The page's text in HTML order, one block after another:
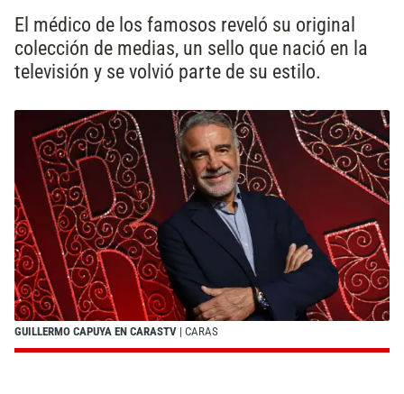
El médico de los famosos reveló su original
colección de medias, un sello que nació en la
televisión y se volvió parte de su estilo.
GUILLERMO CAPUYA EN CARASTV | CARAS